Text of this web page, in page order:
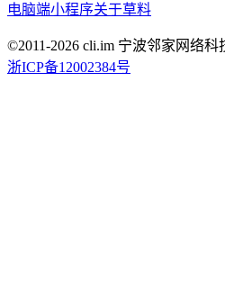
电脑端小程序关于草料
©2011-2026 cli.im 宁波邻家网络科
浙ICP备12002384号